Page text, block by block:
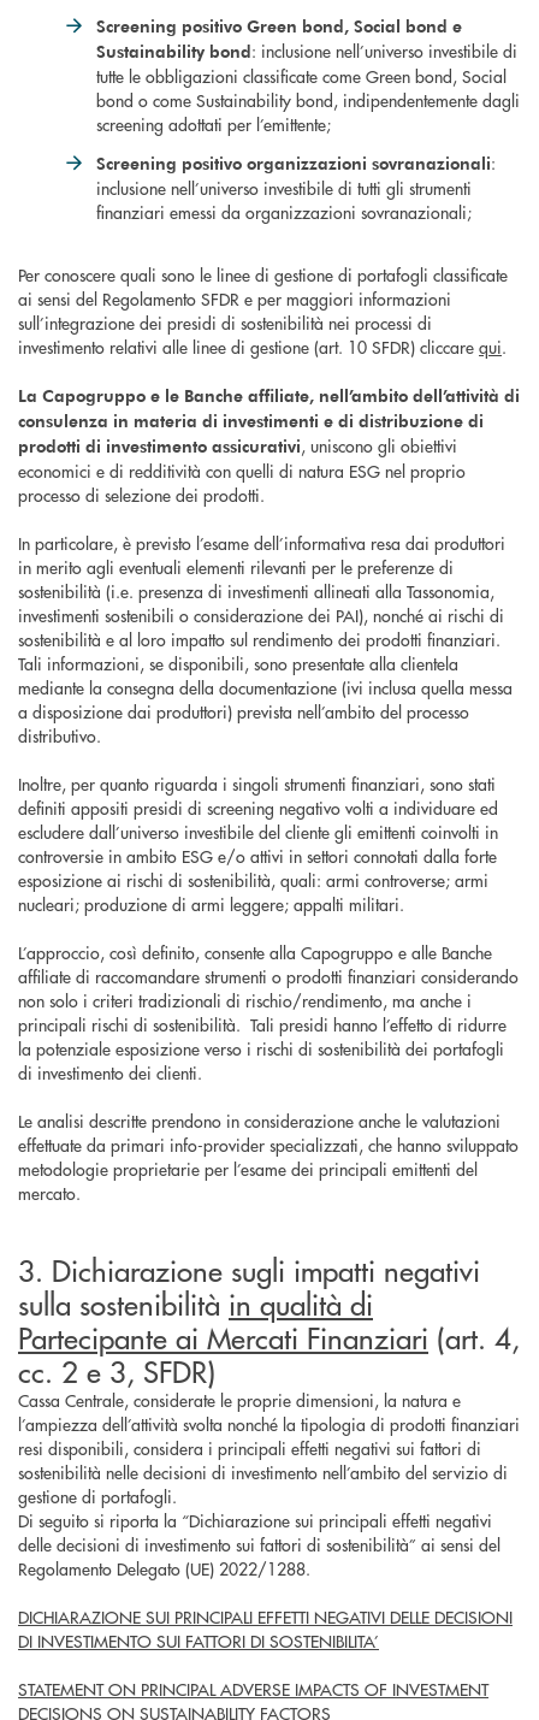
Screening positivo Green bond, Social bond e
Sustainability bond: inclusione nell’universo investibile di
tutte le obbligazioni classificate come Green bond, Social
bond o come Sustainability bond, indipendentemente dagli
screening adottati per l’emittente;
Screening positivo organizzazioni sovranazionali:
inclusione nell’universo investibile di tutti gli strumenti
finanziari emessi da organizzazioni sovranazionali;
Per conoscere quali sono le linee di gestione di portafogli classificate
ai sensi del Regolamento SFDR e per maggiori informazioni
sull’integrazione dei presidi di sostenibilità nei processi di
investimento relativi alle linee di gestione (art. 10 SFDR) cliccare qui.
La Capogruppo e le Banche affiliate, nell’ambito dell’attività di
consulenza in materia di investimenti e di distribuzione di
prodotti di investimento assicurativi, uniscono gli obiettivi
economici e di redditività con quelli di natura ESG nel proprio
processo di selezione dei prodotti.
In particolare, è previsto l’esame dell’informativa resa dai produttori
in merito agli eventuali elementi rilevanti per le preferenze di
sostenibilità (i.e. presenza di investimenti allineati alla Tassonomia,
investimenti sostenibili o considerazione dei PAI), nonché ai rischi di
sostenibilità e al loro impatto sul rendimento dei prodotti finanziari.
Tali informazioni, se disponibili, sono presentate alla clientela
mediante la consegna della documentazione (ivi inclusa quella messa
a disposizione dai produttori) prevista nell’ambito del processo
distributivo.
Inoltre, per quanto riguarda i singoli strumenti finanziari, sono stati
definiti appositi presidi di screening negativo volti a individuare ed
escludere dall’universo investibile del cliente gli emittenti coinvolti in
controversie in ambito ESG e/o attivi in settori connotati dalla forte
esposizione ai rischi di sostenibilità, quali: armi controverse; armi
nucleari; produzione di armi leggere; appalti militari.
L’approccio, così definito, consente alla Capogruppo e alle Banche
affiliate di raccomandare strumenti o prodotti finanziari considerando
non solo i criteri tradizionali di rischio/rendimento, ma anche i
principali rischi di sostenibilità. Tali presidi hanno l’effetto di ridurre
la potenziale esposizione verso i rischi di sostenibilità dei portafogli
di investimento dei clienti.
Le analisi descritte prendono in considerazione anche le valutazioni
effettuate da primari info-provider specializzati, che hanno sviluppato
metodologie proprietarie per l’esame dei principali emittenti del
mercato.
3. Dichiarazione sugli impatti negativi
sulla sostenibilità in qualità di
Partecipante ai Mercati Finanziari (art. 4,
cc. 2 e 3, SFDR)
Cassa Centrale, considerate le proprie dimensioni, la natura e
l’ampiezza dell’attività svolta nonché la tipologia di prodotti finanziari
resi disponibili, considera i principali effetti negativi sui fattori di
sostenibilità nelle decisioni di investimento nell’ambito del servizio di
gestione di portafogli.
Di seguito si riporta la “Dichiarazione sui principali effetti negativi
delle decisioni di investimento sui fattori di sostenibilità” ai sensi del
Regolamento Delegato (UE) 2022/1288.
DICHIARAZIONE SUI PRINCIPALI EFFETTI NEGATIVI DELLE DECISIONI
DI INVESTIMENTO SUI FATTORI DI SOSTENIBILITA’
STATEMENT ON PRINCIPAL ADVERSE IMPACTS OF INVESTMENT
DECISIONS ON SUSTAINABILITY FACTORS